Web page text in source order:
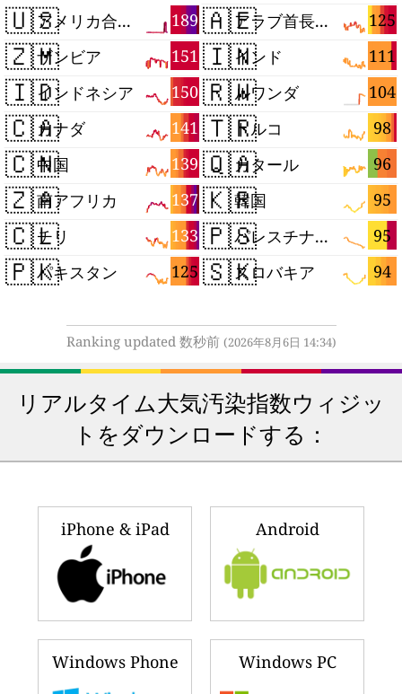
🇺🇸 189
アメリカ合衆国
🇿🇲 151
ザンビア
🇮🇩 150
インドネシア
🇨🇦 141
カナダ
🇨🇳 139
中国
🇿🇦 137
南アフリカ
🇨🇱 133
チリ
🇵🇰 125
パキスタン
🇦🇪 125
アラブ首長国連邦
🇮🇳 111
インド
🇷🇼 104
ルワンダ
🇹🇷 98
トルコ
🇶🇦 96
カタール
🇰🇷 95
韓国
🇵🇸 95
パレスチナ自治区
🇸🇰 94
スロバキア
Ranking updated 数秒前 (2026年8月6日 14:34)
リアルタイム大気汚染指数ウィジッ
トをダウンロードする：
iPhone & iPad Android
Windows Phone Windows PC